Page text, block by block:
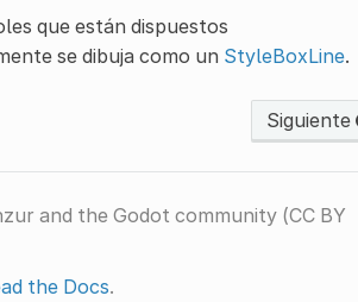
que están dispuestos
se dibuja como un StyleBoxLine.
Siguiente
and the Godot community (CC BY
the Docs.